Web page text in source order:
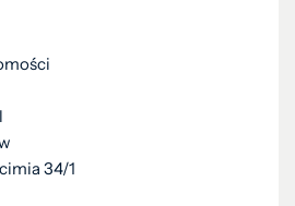
34/1